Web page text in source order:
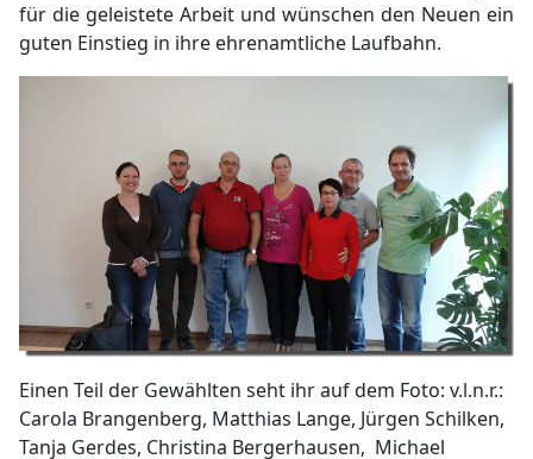
für die geleistete Arbeit und wünschen den Neuen ein
guten Einstieg in ihre ehrenamtliche Laufbahn.
Einen Teil der Gewählten seht ihr auf dem Foto: v.l.n.r.:
Carola Brangenberg, Matthias Lange, Jürgen Schilken,
Tanja Gerdes, Christina Bergerhausen, Michael